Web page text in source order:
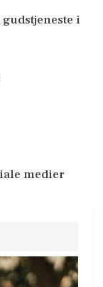
i
medier